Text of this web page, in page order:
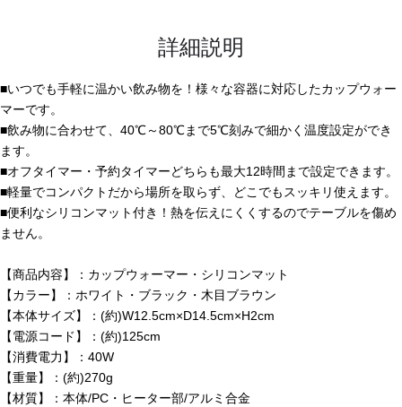
詳細説明
■いつでも手軽に温かい飲み物を！様々な容器に対応したカップウォー
マーです。
■飲み物に合わせて、40℃～80℃まで5℃刻みで細かく温度設定ができ
ます。
■オフタイマー・予約タイマーどちらも最大12時間まで設定できます。
■軽量でコンパクトだから場所を取らず、どこでもスッキリ使えます。
■便利なシリコンマット付き！熱を伝えにくくするのでテーブルを傷め
ません。
【商品内容】：カップウォーマー・シリコンマット
【カラー】：ホワイト・ブラック・木目ブラウン
【本体サイズ】：(約)W12.5cm×D14.5cm×H2cm
【電源コード】：(約)125cm
【消費電力】：40W
【重量】：(約)270g
【材質】：本体/PC・ヒーター部/アルミ合金